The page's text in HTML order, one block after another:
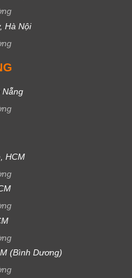
Hà Nội
Nẵng
HCM
(Bình Dương)